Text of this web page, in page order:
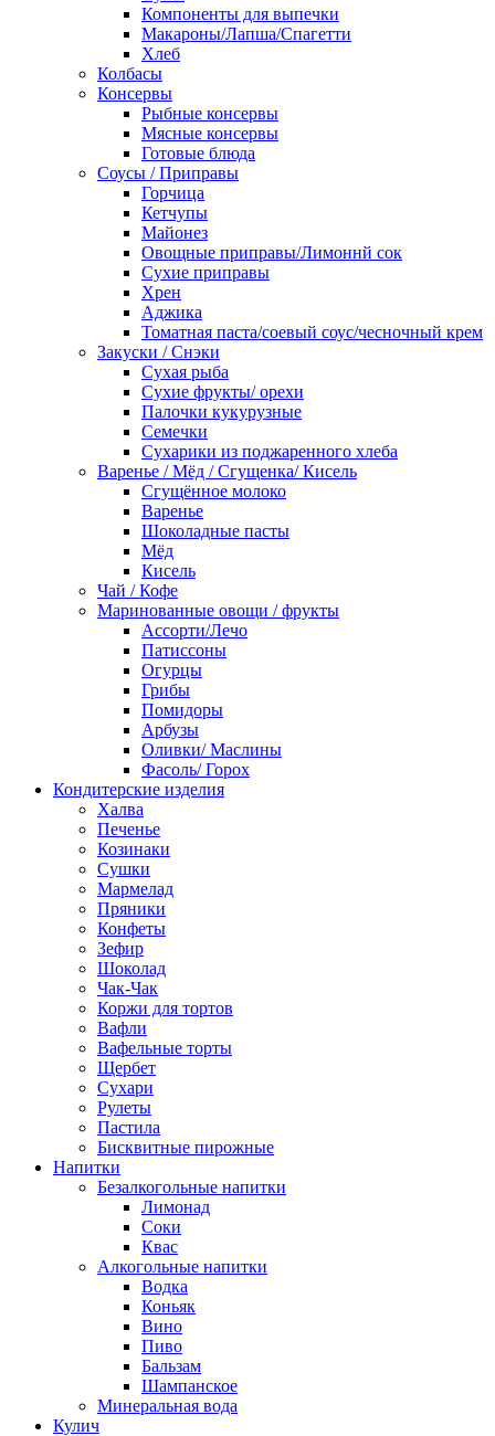
Компоненты для выпечки
Макароны/Лапша/Спагетти
Хлеб
Колбасы
Консервы
Рыбные консервы
Мясные консервы
Готовые блюда
Соусы / Приправы
Горчица
Кетчупы
Майонез
Овощные приправы/Лимоннй сок
Сухие приправы
Хрен
Аджика
Томатная паста/соевый соус/чесночный крем
Закуски / Снэки
Сухая рыба
Сухие фрукты/ орехи
Палочки кукурузные
Семечки
Сухарики из поджаренного хлеба
Варенье / Мёд / Сгущенка/ Кисель
Сгущённое молоко
Варенье
Шоколадные пасты
Мёд
Кисель
Чай / Кофе
Маринованные овощи / фрукты
Ассорти/Лечо
Патиссоны
Огурцы
Грибы
Помидоры
Арбузы
Оливки/ Маслины
Фасоль/ Горох
Кондитерские изделия
Халва
Печенье
Козинаки
Сушки
Мармелад
Пряники
Конфеты
Зефир
Шоколад
Чак-Чак
Коржи для тортов
Вафли
Вафельные торты
Щербет
Сухари
Рулеты
Пастила
Бисквитные пирожные
Напитки
Безалкогольные напитки
Лимонад
Соки
Квас
Алкогольные напитки
Водка
Коньяк
Вино
Пиво
Бальзам
Шампанское
Минеральная вода
Кулич